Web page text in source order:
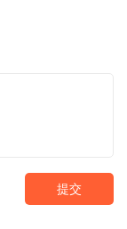
提交